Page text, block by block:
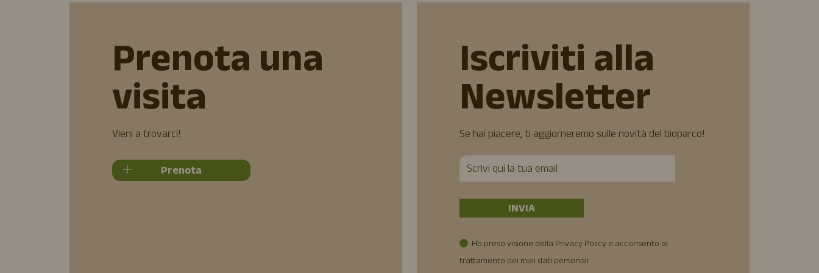
Prenota una
visita
Vieni a trovarci!
Prenota
Iscriviti alla
Newsletter
Se hai piacere, ti aggiorneremo sulle novità del bioparco!
Ho preso visione della Privacy Policy e acconsento al
trattamento dei miei dati personali